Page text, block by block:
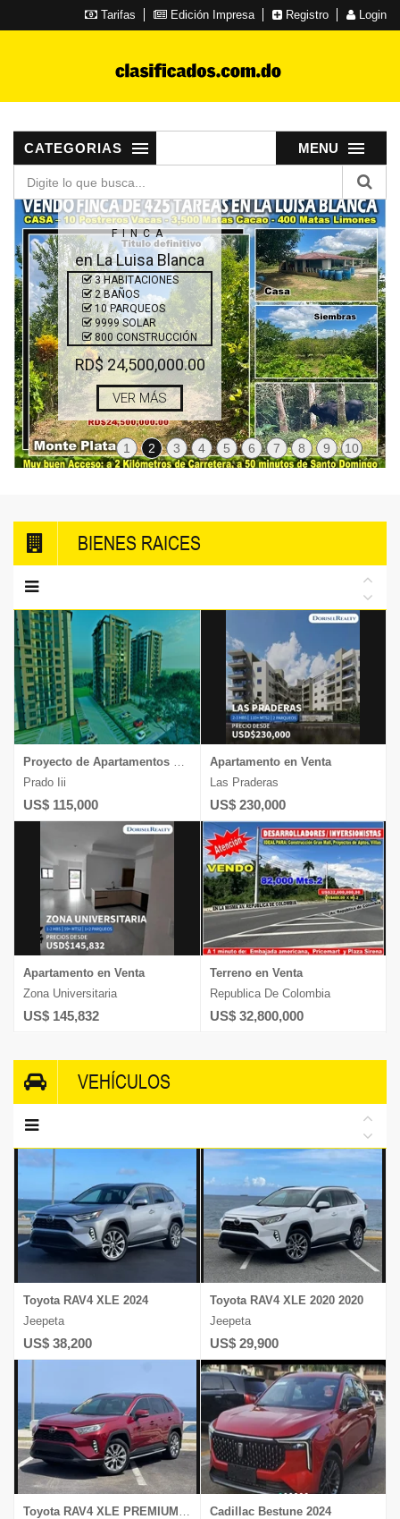
Tarifas Edición Impresa Registro Login
MENU
CATEGORIAS
FINCA
en La Luisa Blanca
3 HABITACIONES
2 BAÑOS
10 PARQUEOS
9999 SOLAR
800 CONSTRUCCIÓN
RD$ 24,500,000.00
VER MÁS
1 2 3 4 5 6 7 8 9 10
BIENES RAICES
Proyecto de Apartamentos en Venta
Prado Iii
US$ 115,000
Apartamento en Venta
Zona Universitaria
US$ 145,832
Apartamento en Venta
Las Praderas
US$ 230,000
Terreno en Venta
Republica De Colombia
US$ 32,800,000
VEHÍCULOS
Toyota RAV4 XLE 2024
Jeepeta
US$ 38,200
Toyota RAV4 XLE PREMIUM 2021
Toyota RAV4 XLE 2020 2020
Jeepeta
US$ 29,900
Cadillac Bestune 2024